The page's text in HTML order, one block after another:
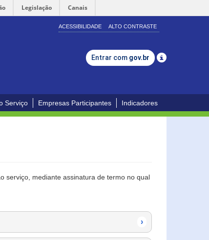
Legislação Canais
ACESSIBILIDADE ALTO CONTRASTE
Entrar com gov.br
Serviço Empresas Participantes Indicadores
serviço, mediante assinatura de termo no qual
›